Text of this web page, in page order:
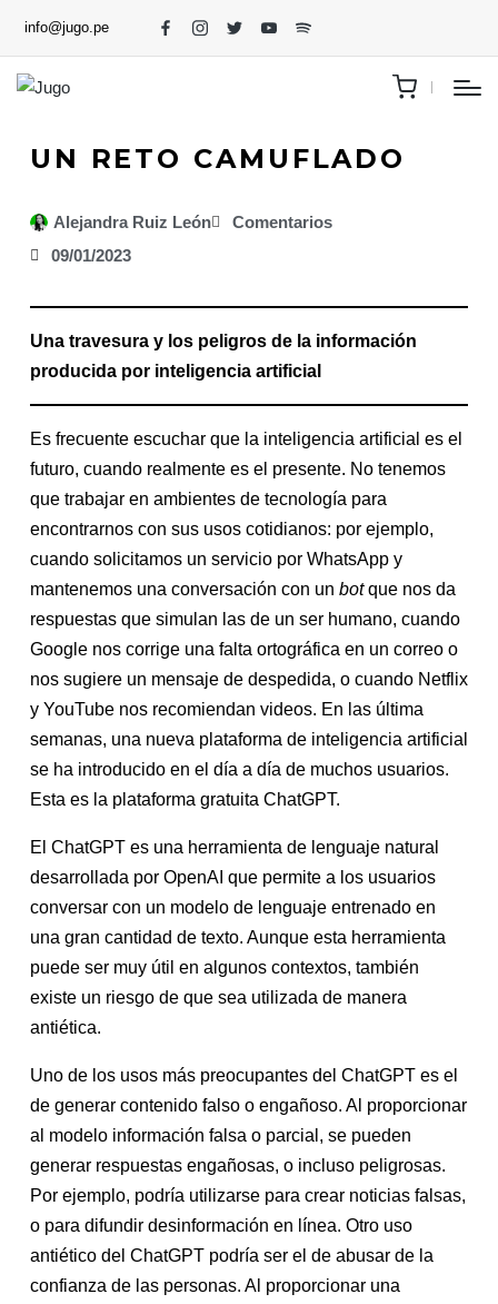
info@jugo.pe
UN RETO CAMUFLADO
Alejandra Ruiz León
Comentarios
09/01/2023
Una travesura y los peligros de la información
producida por inteligencia artificial
Es frecuente escuchar que la inteligencia artificial es el
futuro, cuando realmente es el presente. No tenemos
que trabajar en ambientes de tecnología para
encontrarnos con sus usos cotidianos: por ejemplo,
cuando solicitamos un servicio por WhatsApp y
mantenemos una conversación con un botque nos da
respuestas que simulan las de un ser humano, cuando
Google nos corrige una falta ortográfica en un correo o
nos sugiere un mensaje de despedida, o cuando Netflix
y YouTube nos recomiendan videos. En las última
semanas, una nueva plataforma de inteligencia artificial
se ha introducido en el día a día de muchos usuarios.
Esta es la plataforma gratuita ChatGPT.
El ChatGPT es una herramienta de lenguaje natural
desarrollada por OpenAI que permite a los usuarios
conversar con un modelo de lenguaje entrenado en
una gran cantidad de texto. Aunque esta herramienta
puede ser muy útil en algunos contextos, también
existe un riesgo de que sea utilizada de manera
antiética.
Uno de los usos más preocupantes del ChatGPT es el
de generar contenido falso o engañoso. Al proporcionar
al modelo información falsa o parcial, se pueden
generar respuestas engañosas, o incluso peligrosas.
Por ejemplo, podría utilizarse para crear noticias falsas,
o para difundir desinformación en línea. Otro uso
antiético del ChatGPT podría ser el de abusar de la
confianza de las personas. Al proporcionar una